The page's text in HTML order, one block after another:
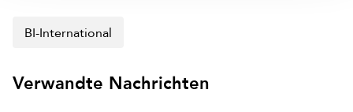
BI-International
Verwandte Nachrichten